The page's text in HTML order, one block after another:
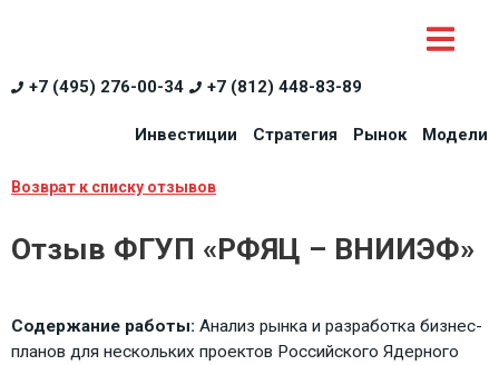
+7 (495) 276-00-34 +7 (812) 448-83-89
Инвестиции Стратегия Рынок Модели
Возврат к списку отзывов
Отзыв ФГУП «РФЯЦ – ВНИИЭФ»
Содержание работы: Анализ рынка и разработка бизнес-
планов для нескольких проектов Российского Ядерного